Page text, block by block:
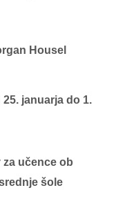
Housel
januarja do 1.
učence ob
šole